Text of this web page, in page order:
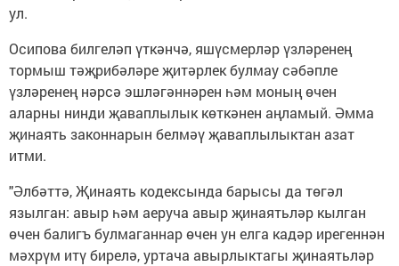
ул.
Осипова билгеләп үткәнчә, яшүсмерләр үзләренең
тормыш тәҗрибәләре җитәрлек булмау сәбәпле
үзләренең нәрсә эшләгәннәрен һәм моның өчен
аларны нинди җаваплылык көткәнен аңламый. Әмма
җинаять законнарын белмәү җаваплылыктан азат
итми.
"Әлбәттә, Җинаять кодексында барысы да төгәл
язылган: авыр һәм аеруча авыр җинаятьләр кылган
өчен балигъ булмаганнар өчен ун елга кадәр ирегеннән
мәхрүм итү бирелә, уртача авырлыктагы җинаятьләр